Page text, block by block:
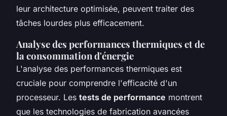
leur architecture optimisée, peuvent traiter des
tâches lourdes plus efficacement.
Analyse des performances thermiques et de
la consommation d'énergie
L'analyse des performances thermiques est
cruciale pour comprendre l'efficacité d'un
processeur. Les tests de performance montrent
que les technologies de fabrication avancées